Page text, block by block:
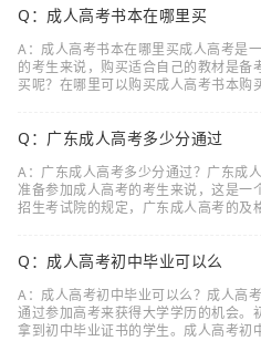
Q：成人高考书本在哪里买
A：成人高考书本在哪里买成人高考是
的考生来说，购买适合自己的教材是备
买呢？在哪里可以购买成人高考书本购
Q：广东成人高考多少分通过
A：广东成人高考多少分通过？广东成
准备参加成人高考的考生来说，这是一
招生考试院的规定，广东成人高考的及
Q：成人高考初中毕业可以么
A：成人高考初中毕业可以么？成人高
通过参加高考来获得大学学历的机会。
拿到初中毕业证书的学生。成人高考初